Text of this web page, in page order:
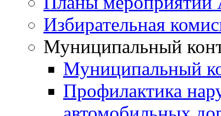
Избирательная
Муниципальный
Муниципальный
Профилактика